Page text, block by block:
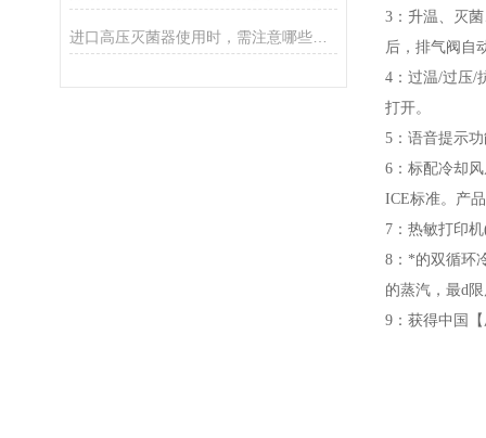
进口高压灭菌器使用时，需注意哪些事项？
3：升温、灭
后，排气阀自
4：过温/过压/
打开。
5：语音提示
6：标配冷却
ICE标准。产
7：热敏打印
8：*的双循环
的蒸汽，最d
9：获得中国